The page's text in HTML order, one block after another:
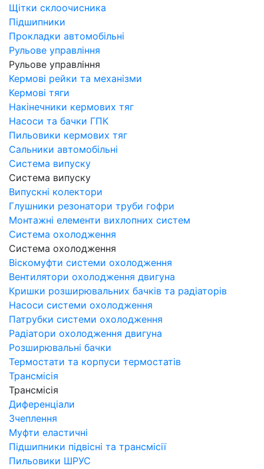
Щітки склоочисника
Підшипники
Прокладки автомобільні
Рульове управління
Рульове управління
Кермові рейки та механізми
Кермові тяги
Накінечники кермових тяг
Насоси та бачки ГПК
Пильовики кермових тяг
Сальники автомобільні
Система випуску
Система випуску
Випускні колектори
Глушники резонатори труби гофри
Монтажні елементи вихлопних систем
Система охолодження
Система охолодження
Віскомуфти системи охолодження
Вентилятори охолодження двигуна
Кришки розширювальних бачків та радіаторів
Насоси системи охолодження
Патрубки системи охолодження
Радіатори охолодження двигуна
Розширювальні бачки
Термостати та корпуси термостатів
Трансмісія
Трансмісія
Диференціали
Зчеплення
Муфти еластичні
Підшипники підвісні та трансмісії
Пильовики ШРУС